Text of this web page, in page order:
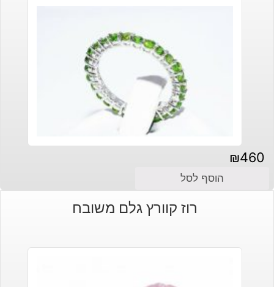
₪460
הוסף לסל
רוז קוורץ גלם משובח